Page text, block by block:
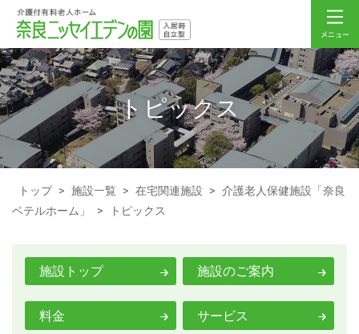
トピックス
トップ > 施設一覧 > 在宅関連施設 > 介護老人保健施設「奈良
ベテルホーム」
> トピックス
施設トップ 施設のご案内
料金 サービス